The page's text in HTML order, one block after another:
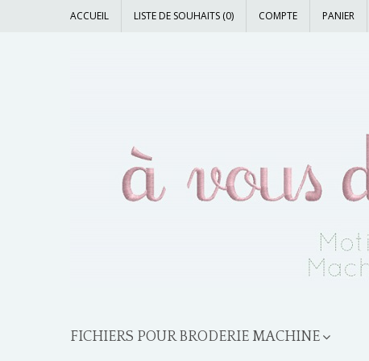
ACCUEIL LISTE DE SOUHAITS (0) COMPTE PANIER
FICHIERS POUR BRODERIE MACHINE